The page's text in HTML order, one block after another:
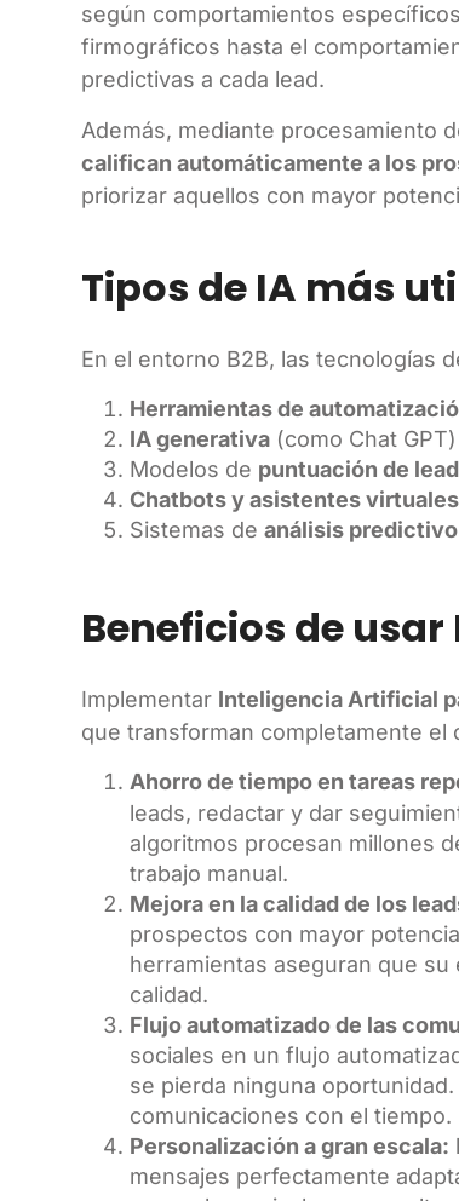
según comportamientos
firmográficos hasta el
predictivas a cada lead.
Además, mediante procesamiento
califican automáticamente a los
priorizar aquellos con mayor
Tipos de IA más
En el entorno B2B, las tecnologías
Herramientas de
IA generativa (como Chat
Modelos de puntuación de
Chatbots y asistentes virtuales
Sistemas deanálisis predictivo
Beneficios de
Implementar Inteligencia Artificial
que transforman completamente el
Ahorro de tiempo en tareas
leads, redactar y dar
algoritmos procesan millones
trabajo manual.
Mejora en la calidad de los
prospectos con mayor
herramientas aseguran que
calidad.
Flujo automatizado de las
sociales en un flujo
se pierda ninguna
comunicaciones con el tiempo.
Personalización a gran escala:
mensajes perfectamente